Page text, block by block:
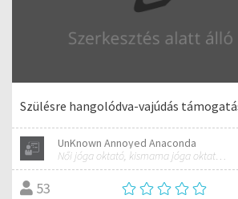
Szülésre hangolódva-vajúdás
UnKnown Annoyed Anaconda
Női jóga oktató, kismama jóga oktató, minősített jóga oktató, védőnő, természetgyógyász-fitoterapeuta
53